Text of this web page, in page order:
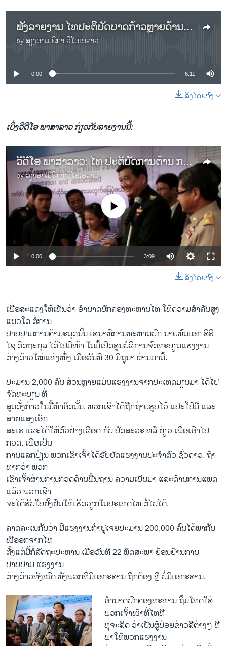
ຟັງລາຍງານ ໄທປະຕິບັດບາດກ້າວຫຼາຍດ້ານ ເພື່ອຕ້ານການກົດ​ຂີ່ ເອົາຮັດເອົາປຽບ ແຮງງານຕ່າງດ້າວ.
by ສຽງອາເມຣິກາ ວີໂອເອລາວ
No media source currently available
0:00 6:11
ລິງໂດຍກົງ
ເບິ່ງວີດີໂອ ພາສາລາວ ກ່ຽວກັບລາຍງານນີ້:
ວີດີໂອ ພາສາລາວ: ໄທ ປະຕິບັດການຕ້ານ ການກົດ​ຂີ່ ແຮງງານຕ່າງດ້າວ
byສຽງອາເມຣິກາ ວີໂອເອລາວ
No media source currently available
0:00 3:09
ລິງໂດຍກົງ
ເພື່ອສະແດງໃຫ້ເຫັນວ່າ ອຳນາດປົກຄອງທະຫານໄທ ໃ​ຫ້ຄວາມສຳຄັນສູງ​
ແນວ​ໃດ ຕໍ່ການ
ປາບ​ປາມການຄ້າມະນຸດນັ້ນ ເສນາທິການທະ​ຫານບົກ ນາຍພົນ​ເອກ ສິຣິ​
ໄຊ ດິດຖະກຸລ ໄດ້​ໄປມີໜ້າ ໃນມື້ເປີດສູນບໍລິການ​ຈົດທະບຽນແຮງງານ
ຕ່າງດ້າວໃໝ່ແຫ່ງໜຶ່ງ ເມື່ອວັນທີ 30 ມິຖຸນາ ຜ່ານ​ມານີ້.
ປະມານ 2,000 ຄົນ ສ່ວນຫຼາຍແມ່ນ​ແຮງ​ງານຈາກປະເທດມຽນມາ ໄດ້​ໄປ
ຈົດ​ທະບຽນ ທີ່
ສູນດັ່ງກ່າວໃນມື້ທຳອິດນັ້ນ. ພວກເຂົາໄດ້ຖືກຖ່າຍຮູບ​ໄວ້ ​ແປະ​ໂປ້ມື ແລະ​
ສາຍ​ແສງເອັກ
ສະ​ເຣ ແລະ​ໄດ້ໃຫ້ຕົວຢ່າງເລືອດ ກັບ ປັດ​ສະວະ ​ຫລື ຍ່ຽວ ເພື່ອ​ເອົາ​ໄປ​
ກວດ. ເພື່ອເປັນ
ການແລກປ່ຽນ ພວກເຂົາ​ເຈົ້າໄດ້ຮັບບັດແຮງງານປະຈຳຕົວ ຊົ່ວຄາວ. ຖ້າ
ຫາກວ່າ ພວກ
ເຂົາ​ເຈົ້າຜ່ານການກວດດ້ານພື້ນຖານ ຄວາມເປັນມາ ແລະດ້ານການແພດ
ແລ້ວ ພວກເຂົາ
ຈະໄດ້ຮັບ​ໃບຢັ້ງຢືນໃຫ້ເຮັດວຽກໃນປະເທດໄທ ຕໍ່ໄປໄດ້.
ຄາດຄະເນກັນວ່າ ມີ​ແຮງ​ງານກຳປູເຈຍປະມານ 200,000 ຄົນໄດ້ພາກັນ
ໜີອອກຈາກໄທ
ຕັ້ງແຕ່ມື້ກໍ່ລັດຖະປະຫານ ເມື່ອວັນທີ 22 ພຶດສະພາ ຍ້ອນຢ້ານການ
ປາບປາມ ແຮງງານ
ຕ່າງດ້າວທັງໝົດ ທັງ​ພວກທີ່ມີເອກະສານ ຖືກຕ້ອງ ຫຼື ບໍ່ມີ​ເອກະສານ.
ອຳນາດປົກຄອງທະຫານ ຖິ້ມ​ໂທດໃສ່
ພວກເຈົ້າໜ້າທີ່ໄທທີ່
ທຸຈະລິດ ວ່າເປັນຜູ້ປ່ອຍຂ່າວລືຕ່າງໆ ທີ່
ພາໃຫ້ພວກແຮງງານ